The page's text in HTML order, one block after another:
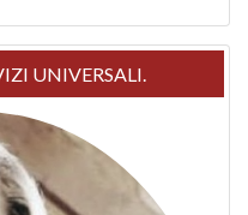
UNIVERSALI.